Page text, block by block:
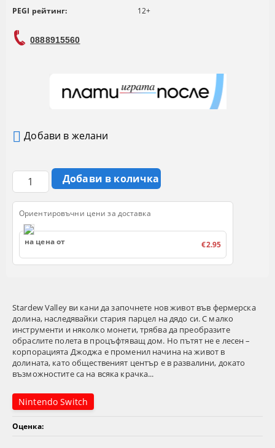
Stardew Valley ви кани да започнете нов живот във фермерска
долина, наследявайки стария парцел на дядо си. С малко
инструменти и няколко монети, трябва да преобразите
обраслите полета в процъфтяващ дом. Но пътят не е лесен –
корпорацията Джоджа е променил начина на живот в
долината, като общественият център е в развалини, докато
възможностите са на всяка крачка...
Nintendo Switch
Оценка:
PEGI рейтинг:
12+
0888915560
Добави в желани
Ориентировъчни цени за доставка
на цена от €2.95